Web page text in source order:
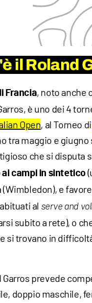
il Roland
Francia, noto anche
è uno dei 4
Open, al Torneo
tra maggio e
che si disputa
campi in sintetico
(Wimbledon), e
al serve and
subito a rete), o
si trovano in
Garros prevede
doppio maschile,